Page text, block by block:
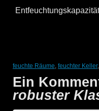
feuchte Räume, feuchter Keller,
Ein
robuster